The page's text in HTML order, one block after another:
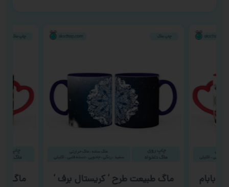
بابام
ماگ طبیعت طرح ‘ کریستال برف ‘ ماگ